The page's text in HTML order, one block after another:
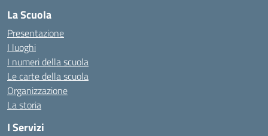
La Scuola
Presentazione
I luoghi
I numeri della scuola
Le carte della scuola
Organizzazione
La storia
I Servizi